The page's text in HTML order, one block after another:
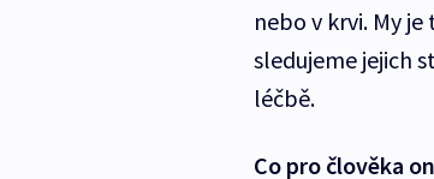
nebo v krvi. My
sledujeme jejich
léčbě.
Co pro člověka